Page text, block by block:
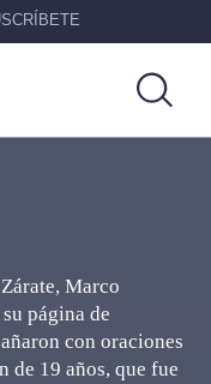
Marco
página de
con oraciones
de 19 años, que fue